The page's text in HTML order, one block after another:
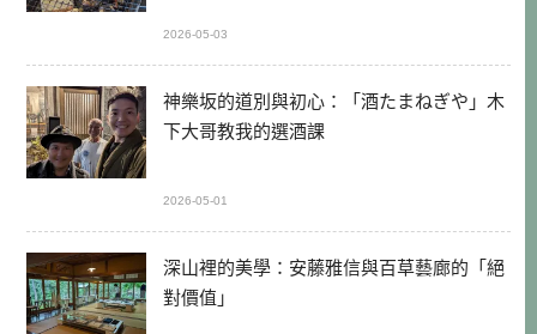
2026-05-03
神樂坂的道別與初心：「酒たまねぎや」木
下大哥教我的選酒課
2026-05-01
深山裡的美學：安藤雅信與百草藝廊的「絕
對價值」